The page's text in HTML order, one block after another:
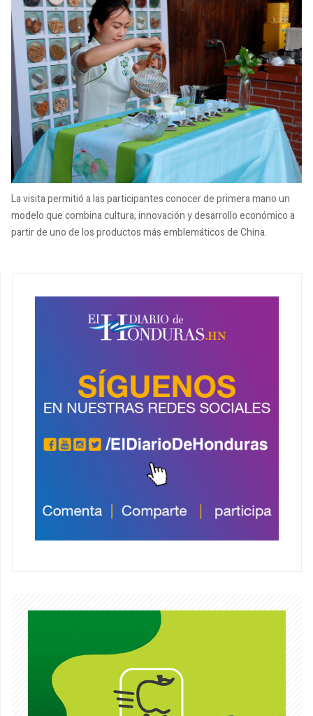
La visita permitió a las participantes conocer de primera mano un
modelo que combina cultura, innovación y desarrollo económico a
partir de uno de los productos más emblemáticos de China.